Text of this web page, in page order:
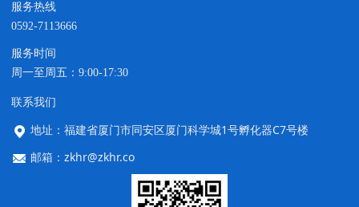
服务热线
0592-7113666
服务时间
周一至周五：9:00-17:30
联系我们
地址：福建省厦门市同安区厦门科学城1号孵化器C7号楼
邮箱：zkhr@zkhr.co